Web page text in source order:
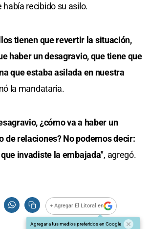
había recibido su asilo.
tienen que revertir la situación,
haber un desagravio, que tiene que
que estaba asilada en nuestra
la mandataria.
¿cómo va a haber un
de relaciones? No podemos decir:
invadiste la embajada", agregó.
+ Agregar El Litoral en
Agregar a tus medios preferidos en Google